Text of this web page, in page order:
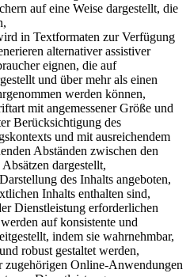
auf eine Weise dargestellt, die
in Textformaten zur Verfügung
alternativer assistiver
eignen, die auf
und über mehr als einen
werden können,
mit angemessener Größe und
Berücksichtigung des
und mit ausreichendem
Abständen zwischen den
dargestellt,
des Inhalts angeboten,
Inhalts enthalten sind,
Dienstleistung erforderlichen
auf konsistente und
indem sie wahrnehmbar,
robust gestaltet werden,
zugehörigen Online-Anwendungen